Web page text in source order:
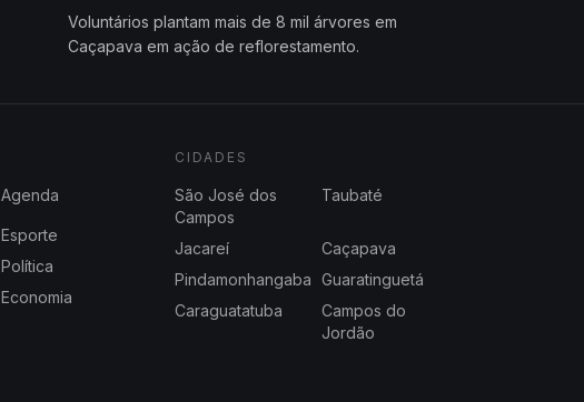
Voluntários plantam mais de 8 mil árvores em
Caçapava em ação de reflorestamento.
Agenda
Esporte
Política
Economia
CIDADES
São José dos
Campos
Taubaté
Jacareí
Caçapava
Pindamonhangaba Guaratinguetá
Caraguatatuba
Campos do
Jordão